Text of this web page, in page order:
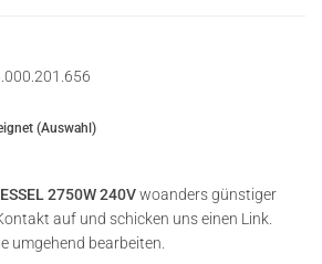
(Auswahl)
2750W 240Vwoanders günstiger
auf und schicken uns einen Link.
umgehend bearbeiten.